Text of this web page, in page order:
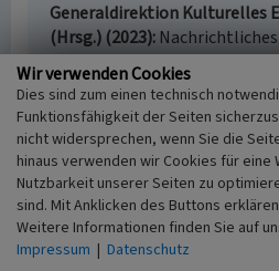
Generaldirektion Kulturelles
(Hrsg.) (2023)
Kulturdenkmäler, Kreisfreie
Denkmalverzeichnis kreisfreie
2023. Mainz. Online verfügbar:
rlp.de/Koblenz, abgerufen am
Großheiligenhäuschen in
Wir verwenden Cookies
Dies sind zum einen technisch
Funktionsfähigkeit der Seiten
nicht widersprechen, wenn Sie die
hinaus verwenden wir Cookies für eine
Nutzbarkeit unserer Seiten zu
sind. Mit Anklicken des Buttons
Weitere Informationen finden Sie auf
Impressum | Datenschutz